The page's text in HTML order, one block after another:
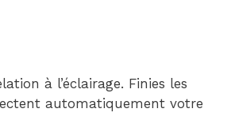
à l’éclairage. Finies les
automatiquement votre